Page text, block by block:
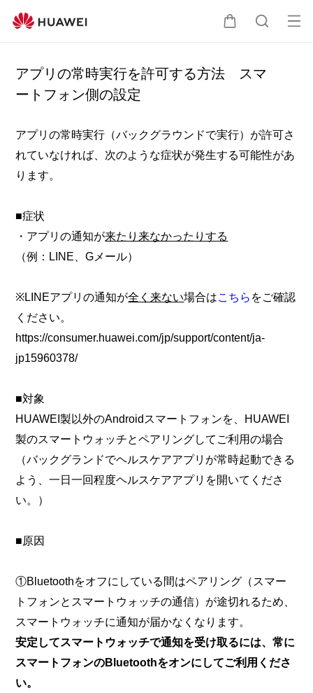
ー
ト
索
オ
ニ
ュ
アプリの常時実行を許可する方法 スマ
ートフォン側の設定
アプリの常時実行（バックグラウンドで実行）が許可さ
れていなければ、次のような症状が発生する可能性があ
ります。
■症状
・アプリの通知が来たり来なかったりする
（例：LINE、Gメール）
※LINEアプリの通知が全く来ない場合はこちら をご確認
ください。
https://consumer.huawei.com/jp/support/content/ja-
jp15960378/
■対象
HUAWEI製以外のAndroidスマートフォンを、HUAWEI
製のスマートウォッチとペアリングしてご利用の場合
（バックグランドでヘルスケアアプリが常時起動できる
よう、一日一回程度ヘルスケアアプリを開いてくださ
い。）
■原因
①Bluetoothをオフにしている間はペアリング（スマー
トフォンとスマートウォッチの通信）が途切れるため、
スマートウォッチに通知が届かなくなります。
安定してスマートウォッチで通知を受け取るには、常に
スマートフォンのBluetoothをオンにしてご利用くださ
い。